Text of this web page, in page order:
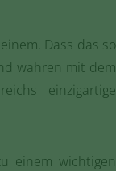
Dass das so
wahren mit dem
einzigartige
einem wichtigen